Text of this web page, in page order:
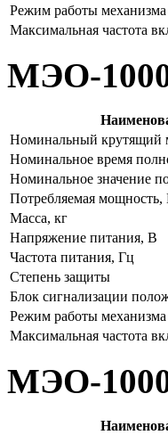
Режим работы механизма
Максимальная частота
МЭО-
Номинальный крутящий
Номинальное время
Номинальное значение
Потребляемая
Масса, кг
Напряжение питания, В
Частота питания, Гц
Степень защиты
Блок сигнализации
Режим работы механизма
Максимальная частота
МЭО-